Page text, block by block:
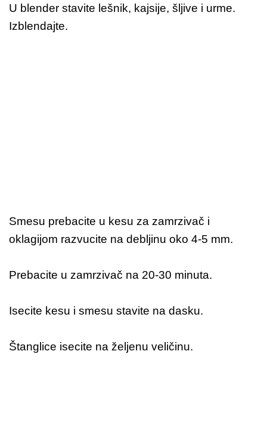
U blender stavite lešnik, kajsije, šljive i urme.
Izblendajte.
Smesu prebacite u kesu za zamrzivač i
oklagijom razvucite na debljinu oko 4-5 mm.
Prebacite u zamrzivač na 20-30 minuta.
Isecite kesu i smesu stavite na dasku.
Štanglice isecite na željenu veličinu.